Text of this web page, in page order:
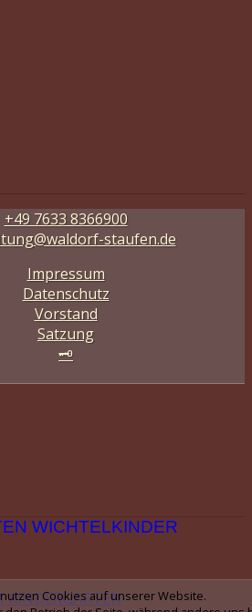
+49 7633 8366900
staufen.de
Impressum
Datenschutz
Vorstand
Satzung
🗝️
WICHTELKINDER
KINDERGARTEN
Cookies auf unserer Website.